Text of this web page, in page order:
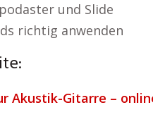
und Slide
richtig anwenden
Akustik-Gitarre –